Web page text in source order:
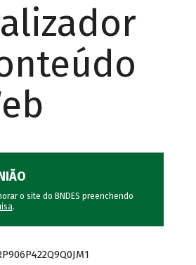
o site do BNDES preenchendo
.